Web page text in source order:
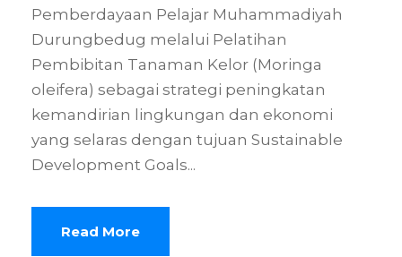
Pemberdayaan Pelajar Muhammadiyah
Durungbedug melalui Pelatihan
Pembibitan Tanaman Kelor (Moringa
oleifera) sebagai strategi peningkatan
kemandirian lingkungan dan ekonomi
yang selaras dengan tujuan Sustainable
Development Goals...
Read More